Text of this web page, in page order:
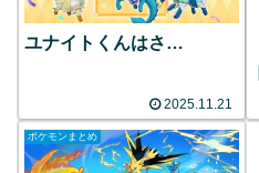
ユナイトくんはさ…
2025.11.21
ポケモンまとめ